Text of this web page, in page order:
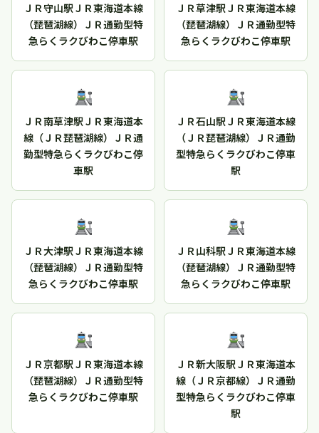
ＪＲ守山駅ＪＲ東海道本線
（琵琶湖線）ＪＲ通勤型特
急らくラクびわこ停車駅
ＪＲ草津駅ＪＲ東海道本線
（琵琶湖線）ＪＲ通勤型特
急らくラクびわこ停車駅
ＪＲ南草津駅ＪＲ東海道本
線（ＪＲ琵琶湖線）ＪＲ通
勤型特急らくラクびわこ停
車駅
ＪＲ石山駅ＪＲ東海道本線
（ＪＲ琵琶湖線）ＪＲ通勤
型特急らくラクびわこ停車
駅
ＪＲ大津駅ＪＲ東海道本線
（琵琶湖線）ＪＲ通勤型特
急らくラクびわこ停車駅
ＪＲ山科駅ＪＲ東海道本線
（琵琶湖線）ＪＲ通勤型特
急らくラクびわこ停車駅
ＪＲ京都駅ＪＲ東海道本線
（琵琶湖線）ＪＲ通勤型特
急らくラクびわこ停車駅
ＪＲ新大阪駅ＪＲ東海道本
線（ＪＲ京都線）ＪＲ通勤
型特急らくラクびわこ停車
駅